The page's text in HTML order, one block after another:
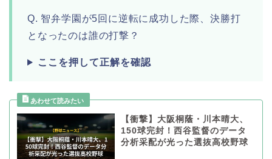
Q. 智弁学園が5回に逆転に成功した際、決勝打
となったのは誰の打撃？
ここを押して正解を確認
【衝撃】大阪桐蔭・川本晴大、
150球完封！西谷監督のデータ
分析采配が光った選抜高校野球